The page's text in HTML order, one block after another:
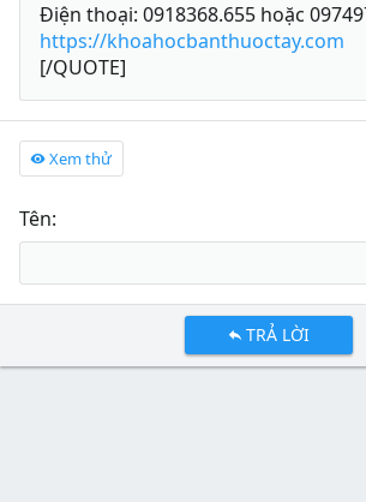
Điện thoại: 0918368.655 hoặc
https://khoahocbanthuoctay.com
[/QUOTE]
Xem thử
Tên
TRẢ LỜI